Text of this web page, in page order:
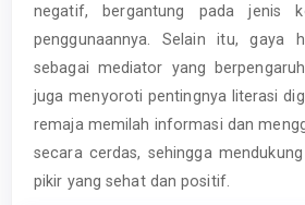
negatif, bergantung pada jenis
penggunaannya. Selain itu, gaya
sebagai mediator yang
juga menyoroti pentingnya literasi
remaja memilah informasi dan
secara cerdas, sehingga
pikir yang sehat dan positif.